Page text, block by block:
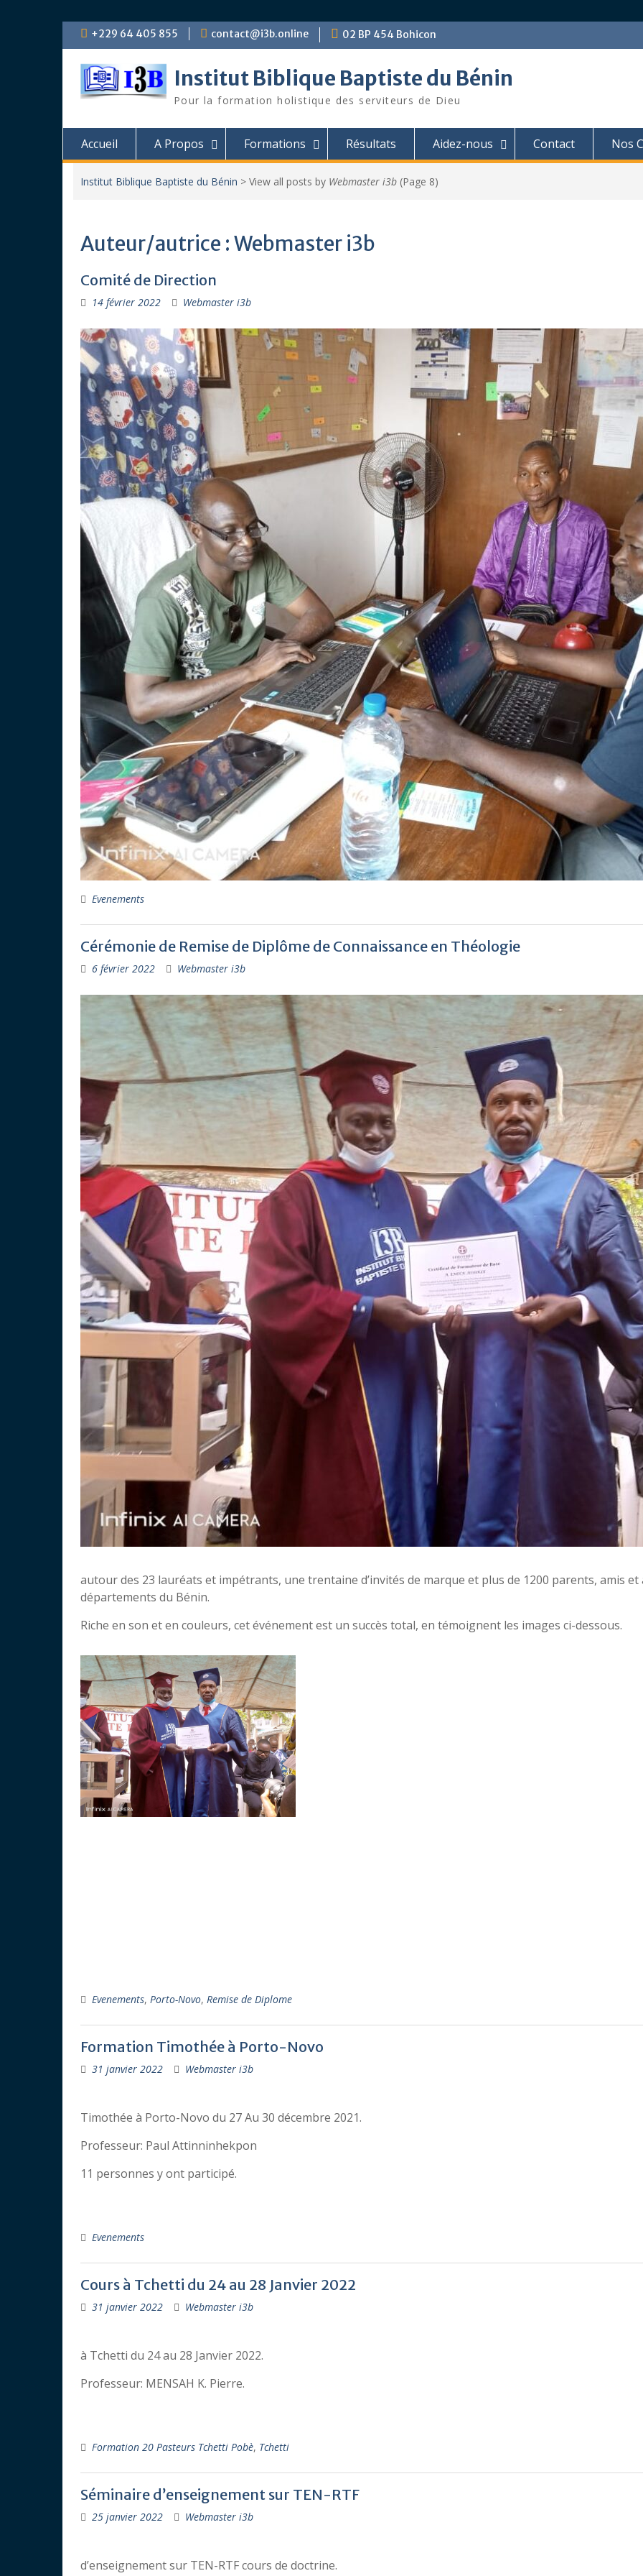
Skip +229 64 405 855 contact@i3b.online 02 BP 454 Bohicon
Institut Biblique Baptiste du Bénin
Pour la formation holistique des serviteurs de Dieu
Accueil A Propos Formations Résultats Aidez-nous Contact Nos
Institut Biblique Baptiste du Bénin > View all posts by Webmaster i3b (Page 8)
Auteur/autrice :Webmaster i3b
Comité de Direction
14 février 2022 Webmaster i3b
Evenements
Cérémonie de Remise de Diplôme de Connaissance en Théologie
6 février 2022 Webmaster i3b
autour des 23 lauréats et impétrants, une trentaine d’invités de marque et plus de 1200 parents, amis
départements du Bénin.
Riche en son et en couleurs, cet événement est un succès total, en témoignent les images ci-dessous.
Evenements, Porto-Novo, Remise de Diplome
Formation Timothée à Porto-Novo
31 janvier 2022 Webmaster i3b
Timothée à Porto-Novo du 27 Au 30 décembre 2021.
Professeur: Paul Attinninhekpon
11 personnes y ont participé.
Evenements
Cours à Tchetti du 24 au 28 Janvier 2022
31 janvier 2022 Webmaster i3b
à Tchetti du 24 au 28 Janvier 2022.
Professeur: MENSAH K. Pierre.
Formation 20 Pasteurs Tchetti Pobè, Tchetti
Séminaire d’enseignement sur TEN-RTF
25 janvier 2022 Webmaster i3b
d’enseignement sur TEN-RTF cours de doctrine.